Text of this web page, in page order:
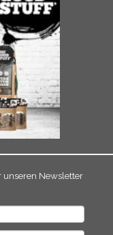
unseren Newsletter